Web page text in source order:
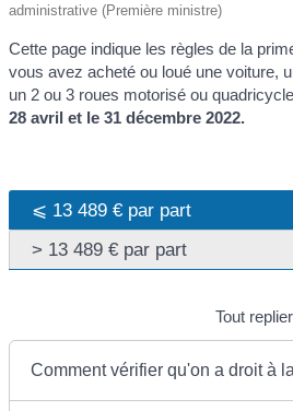
administrative (Première ministre)
Cette page indique les règles de la
vous avez acheté ou loué une voiture,
un 2 ou 3 roues motorisé ou
28 avril et le 31 décembre 2022.
⩽ 13 489 € par part
> 13 489 € par part
Tout replier
Comment vérifier qu'on a droit à